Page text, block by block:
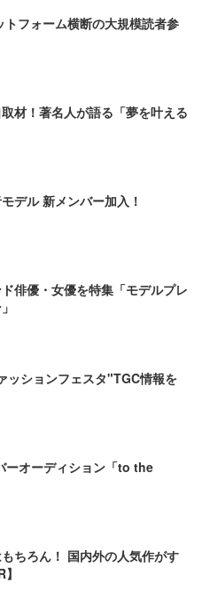
トフォーム横断の大規模読者参
材！著名人が語る「夢を叶える
デル 新メンバー加入！
俳優・女優を特集「モデルプレ
ッションフェスタ"TGC情報を
オーディション「to the
ちろん！ 国内外の人気作がす